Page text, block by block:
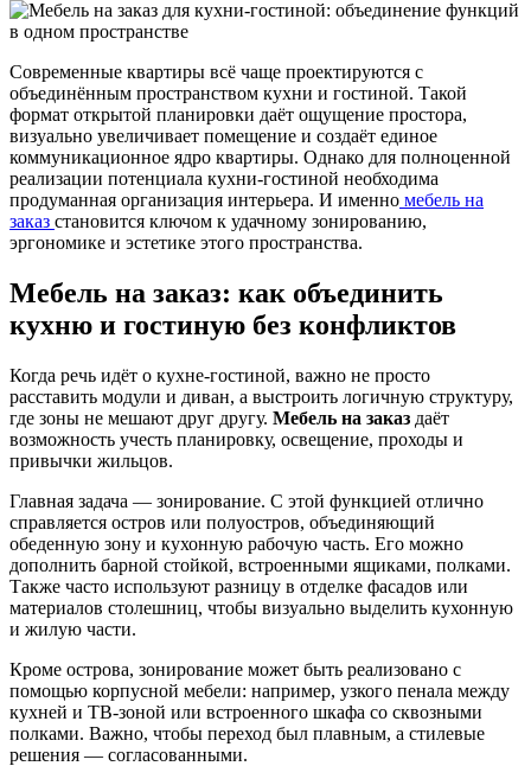
Современные квартиры всё чаще проектируются с
объединённым пространством кухни и гостиной. Такой
формат открытой планировки даёт ощущение простора,
визуально увеличивает помещение и создаёт единое
коммуникационное ядро квартиры. Однако для полноценной
реализации потенциала кухни-гостиной необходима
продуманная организация интерьера. И именно мебель на
заказ становится ключом к удачному зонированию,
эргономике и эстетике этого пространства.
Мебель на заказ: как объединить
кухню и гостиную без конфликтов
Когда речь идёт о кухне-гостиной, важно не просто
расставить модули и диван, а выстроить логичную структуру,
где зоны не мешают друг другу. Мебель на заказ даёт
возможность учесть планировку, освещение, проходы и
привычки жильцов.
Главная задача — зонирование. С этой функцией отлично
справляется остров или полуостров, объединяющий
обеденную зону и кухонную рабочую часть. Его можно
дополнить барной стойкой, встроенными ящиками, полками.
Также часто используют разницу в отделке фасадов или
материалов столешниц, чтобы визуально выделить кухонную
и жилую части.
Кроме острова, зонирование может быть реализовано с
помощью корпусной мебели: например, узкого пенала между
кухней и ТВ-зоной или встроенного шкафа со сквозными
полками. Важно, чтобы переход был плавным, а стилевые
решения — согласованными.